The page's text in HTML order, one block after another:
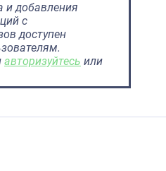
и добавления
с
доступен
авторизуйтесь или